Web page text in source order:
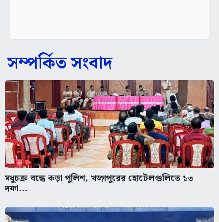
সম্পর্কিত সংবাদ
মধুচক্র বন্ধে কড়া পুলিশ, খড়্গপুরের হোটেলগুলিতে ১৩
দফা...